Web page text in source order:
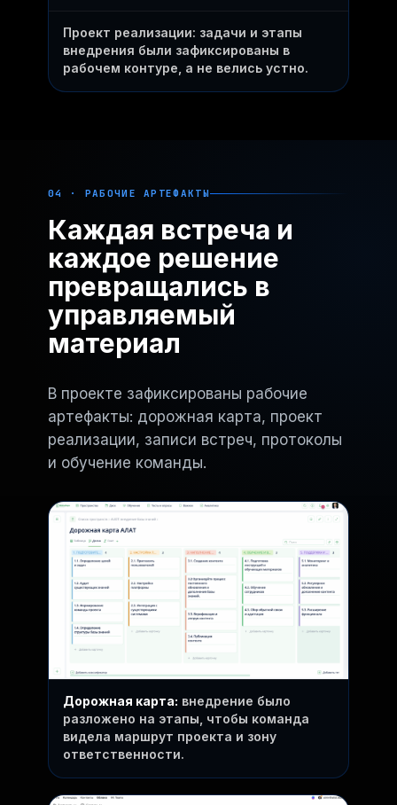
Проект реализации: задачи и этапы
внедрения были зафиксированы в
рабочем контуре, а не велись устно.
04 · РАБОЧИЕ АРТЕФАКТЫ
Каждая встреча и
каждое решение
превращались в
управляемый
материал
В проекте зафиксированы рабочие
артефакты: дорожная карта, проект
реализации, записи встреч, протоколы
и обучение команды.
Дорожная карта: внедрение было
разложено на этапы, чтобы команда
видела маршрут проекта и зону
ответственности.